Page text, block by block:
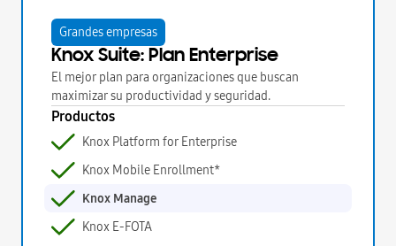
Grandes empresas
Knox Suite: Plan Enterprise
El mejor plan para organizaciones que buscan
maximizar su productividad y seguridad.
Productos
Knox Platform for Enterprise
Knox Mobile Enrollment*
Knox Manage
Knox E-FOTA